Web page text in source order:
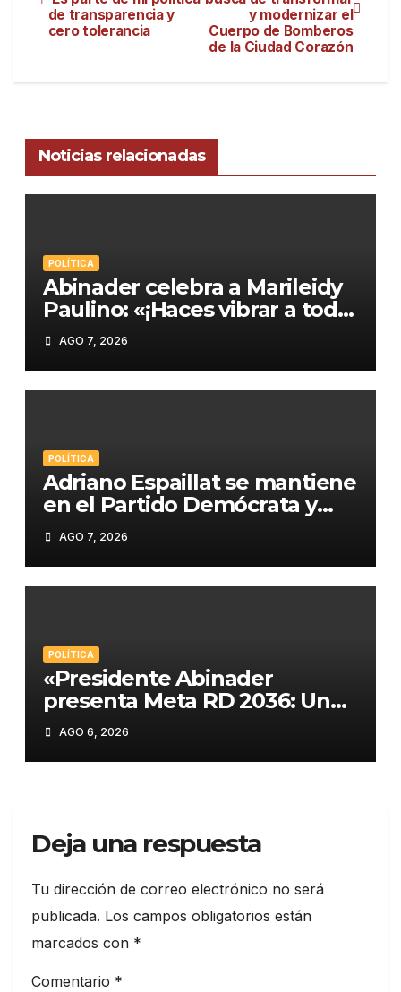
y modernizar el
Cuerpo de Bomberos
de la Ciudad Corazón
de transparencia y
cero tolerancia
Noticias relacionadas
POLÍTICA
Abinader celebra a Marileidy
Paulino: «¡Haces vibrar a toda
República Dominicana!»
AGO 7, 2026
POLÍTICA
Adriano Espaillat se mantiene
en el Partido Demócrata y
apunta a «salvarlo» tras su
derrota electoral
AGO 7, 2026
POLÍTICA
«Presidente Abinader
presenta Meta RD 2036: Un
plan histórico para el
desarrollo de República
Dominicana»
AGO 6, 2026
Deja una respuesta
Tu dirección de correo electrónico no será
publicada. Los campos obligatorios están
marcados con *
Comentario *